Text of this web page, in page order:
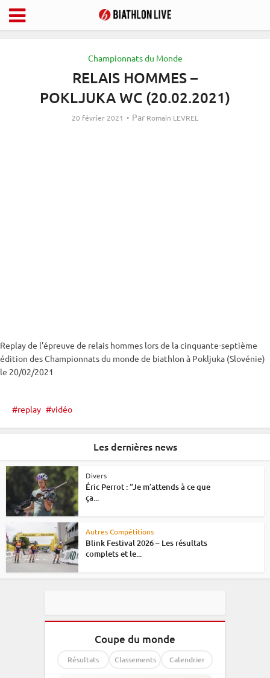
Championnats du Monde
RELAIS HOMMES –
POKLJUKA WC (20.02.2021)
20 février 2021 Par Romain LEVREL
Replay de l’épreuve de relais hommes lors de la cinquante-septième
édition desChampionnats du monde de biathlon à Pokljuka (Slovénie)
le 20/02/2021
replay vidéo
Les dernières news
Divers
Éric Perrot : “Je m’attends à ce que
ça...
Autres Compétitions
Blink Festival 2026 – Les résultats
complets et le...
Coupe du monde
Résultats Classements Calendrier